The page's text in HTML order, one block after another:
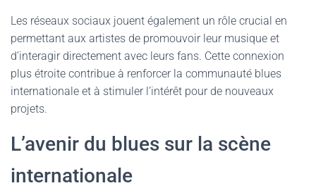
Les réseaux sociaux jouent également un rôle crucial en
permettant aux artistes de promouvoir leur musique et
d’interagir directement avec leurs fans. Cette connexion
plus étroite contribue à renforcer la communauté blues
internationale et à stimuler l’intérêt pour de nouveaux
projets.
L’avenir du blues sur la scène
internationale